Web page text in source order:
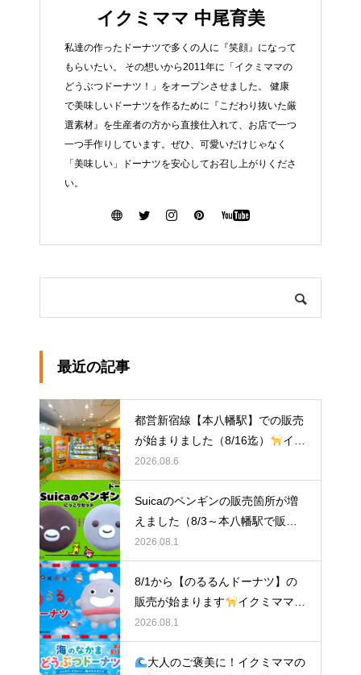
イクミママ 中尾育美
私達の作ったドーナツで多くの人に『笑顔』になって
もらいたい。 その想いから2011年に「イクミママの
どうぶつドーナツ！」をオープンさせました。 健康
で美味しいドーナツを作るために『こだわり抜いた厳
選素材』を生産者の方から直接仕入れて、お店で一つ
一つ手作りしています。ぜひ、可愛いだけじゃなく
「美味しい」ドーナツを安心してお召し上がりくださ
い。
最近の記事
都営新宿線【本八幡駅】での販売
が始まりました（8/16迄）
イク
ミママのどうぶつドーナツ
2026.08.6
Suicaのペンギンの販売箇所が増
えました（8/3～本八幡駅で販
売）
イクミママのどうぶつドー
ナツ
2026.08.1
8/1から【のるるんドーナツ】の
販売が始まります
イクミママの
どうぶつドーナツ
2026.08.1
大人のご褒美に！イクミママの